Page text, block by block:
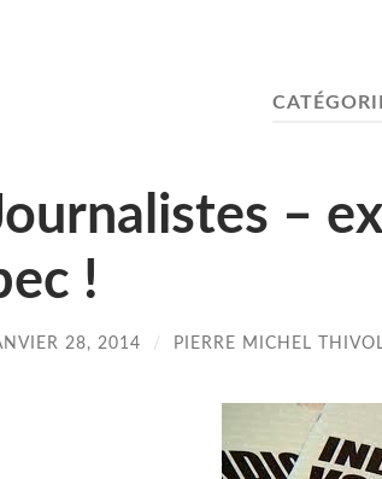
–
!
28, 2014 / PIERRE MICHEL